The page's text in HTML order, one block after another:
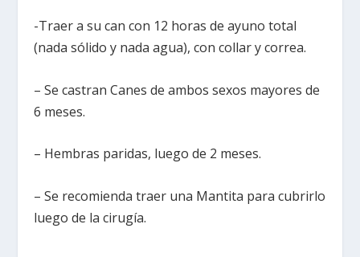
-Traer a su can con 12 horas de ayuno total
(nada sólido y nada agua), con collar y correa.
– Se castran Canes de ambos sexos mayores de
6 meses.
– Hembras paridas, luego de 2 meses.
– Se recomienda traer una Mantita para cubrirlo
luego de la cirugía.